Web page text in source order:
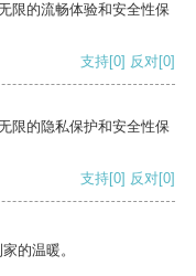
限的流畅体验和安全性保
支持[0] 反对[0]
限的隐私保护和安全性保
支持[0] 反对[0]
的温暖。